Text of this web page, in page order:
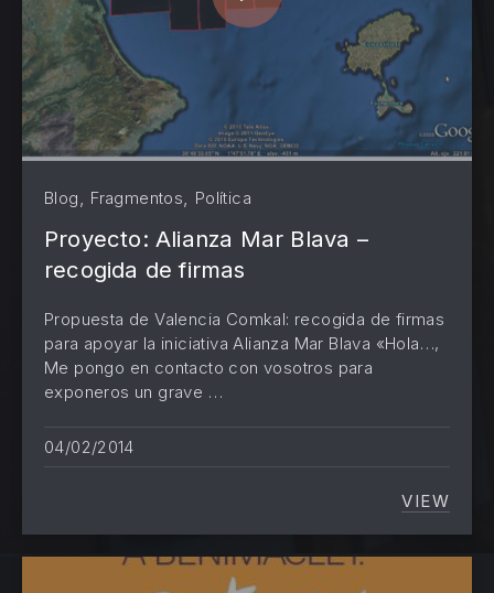
Blog, Fragmentos, Política
Proyecto: Alianza Mar Blava –
recogida de firmas
Propuesta de Valencia Comkal: recogida de firmas
para apoyar la iniciativa Alianza Mar Blava «Hola…,
Me pongo en contacto con vosotros para
exponeros un grave …
04/02/2014
VIEW